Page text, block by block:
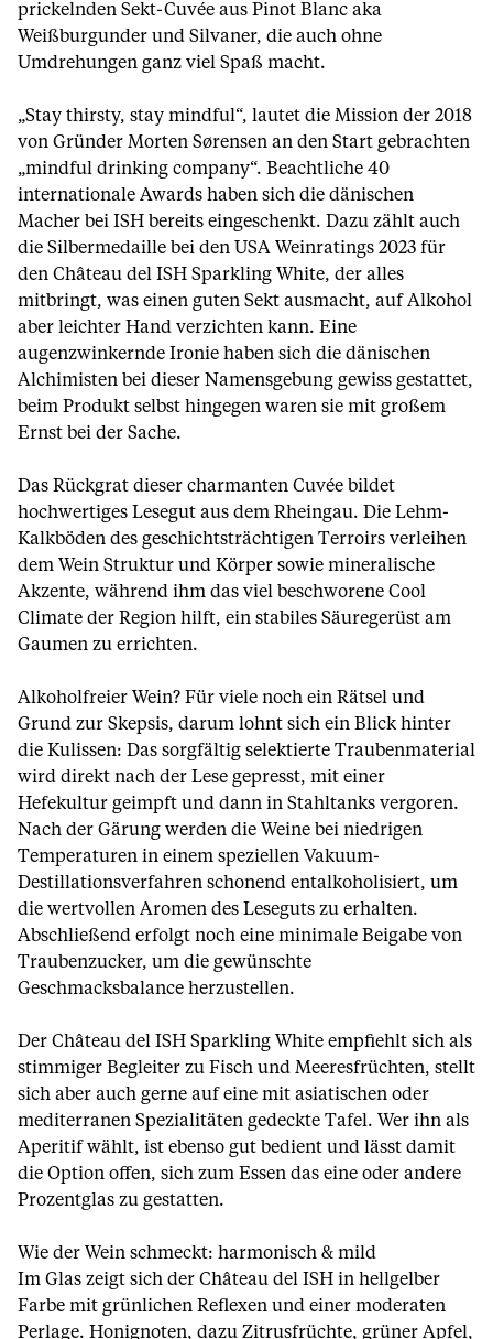
prickelnden Sekt-Cuvée aus Pinot Blanc aka
Weißburgunder und Silvaner, die auch ohne
Umdrehungen ganz viel Spaß macht.
„Stay thirsty, stay mindful“, lautet die Mission der 2018
von Gründer Morten Sørensen an den Start gebrachten
„mindful drinking company“. Beachtliche 40
internationale Awards haben sich die dänischen
Macher bei ISH bereits eingeschenkt. Dazu zählt auch
die Silbermedaille bei den USA Weinratings 2023 für
den Château del ISH Sparkling White, der alles
mitbringt, was einen guten Sekt ausmacht, auf Alkohol
aber leichter Hand verzichten kann. Eine
augenzwinkernde Ironie haben sich die dänischen
Alchimisten bei dieser Namensgebung gewiss gestattet,
beim Produkt selbst hingegen waren sie mit großem
Ernst bei der Sache.
Das Rückgrat dieser charmanten Cuvée bildet
hochwertiges Lesegut aus dem Rheingau. Die Lehm-
Kalkböden des geschichtsträchtigen Terroirs verleihen
dem Wein Struktur und Körper sowie mineralische
Akzente, während ihm das viel beschworene Cool
Climate der Region hilft, ein stabiles Säuregerüst am
Gaumen zu errichten.
Alkoholfreier Wein? Für viele noch ein Rätsel und
Grund zur Skepsis, darum lohnt sich ein Blick hinter
die Kulissen: Das sorgfältig selektierte Traubenmaterial
wird direkt nach der Lese gepresst, mit einer
Hefekultur geimpft und dann in Stahltanks vergoren.
Nach der Gärung werden die Weine bei niedrigen
Temperaturen in einem speziellen Vakuum-
Destillationsverfahren schonend entalkoholisiert, um
die wertvollen Aromen des Leseguts zu erhalten.
Abschließend erfolgt noch eine minimale Beigabe von
Traubenzucker, um die gewünschte
Geschmacksbalance herzustellen.
Der Château del ISH Sparkling White empfiehlt sich als
stimmiger Begleiter zu Fisch und Meeresfrüchten, stellt
sich aber auch gerne auf eine mit asiatischen oder
mediterranen Spezialitäten gedeckte Tafel. Wer ihn als
Aperitif wählt, ist ebenso gut bedient und lässt damit
die Option offen, sich zum Essen das eine oder andere
Prozentglas zu gestatten.
Wie der Wein schmeckt: harmonisch & mild
Im Glas zeigt sich der Château del ISH in hellgelber
Farbe mit grünlichen Reflexen und einer moderaten
Perlage. Honignoten, dazu Zitrusfrüchte, grüner Apfel,